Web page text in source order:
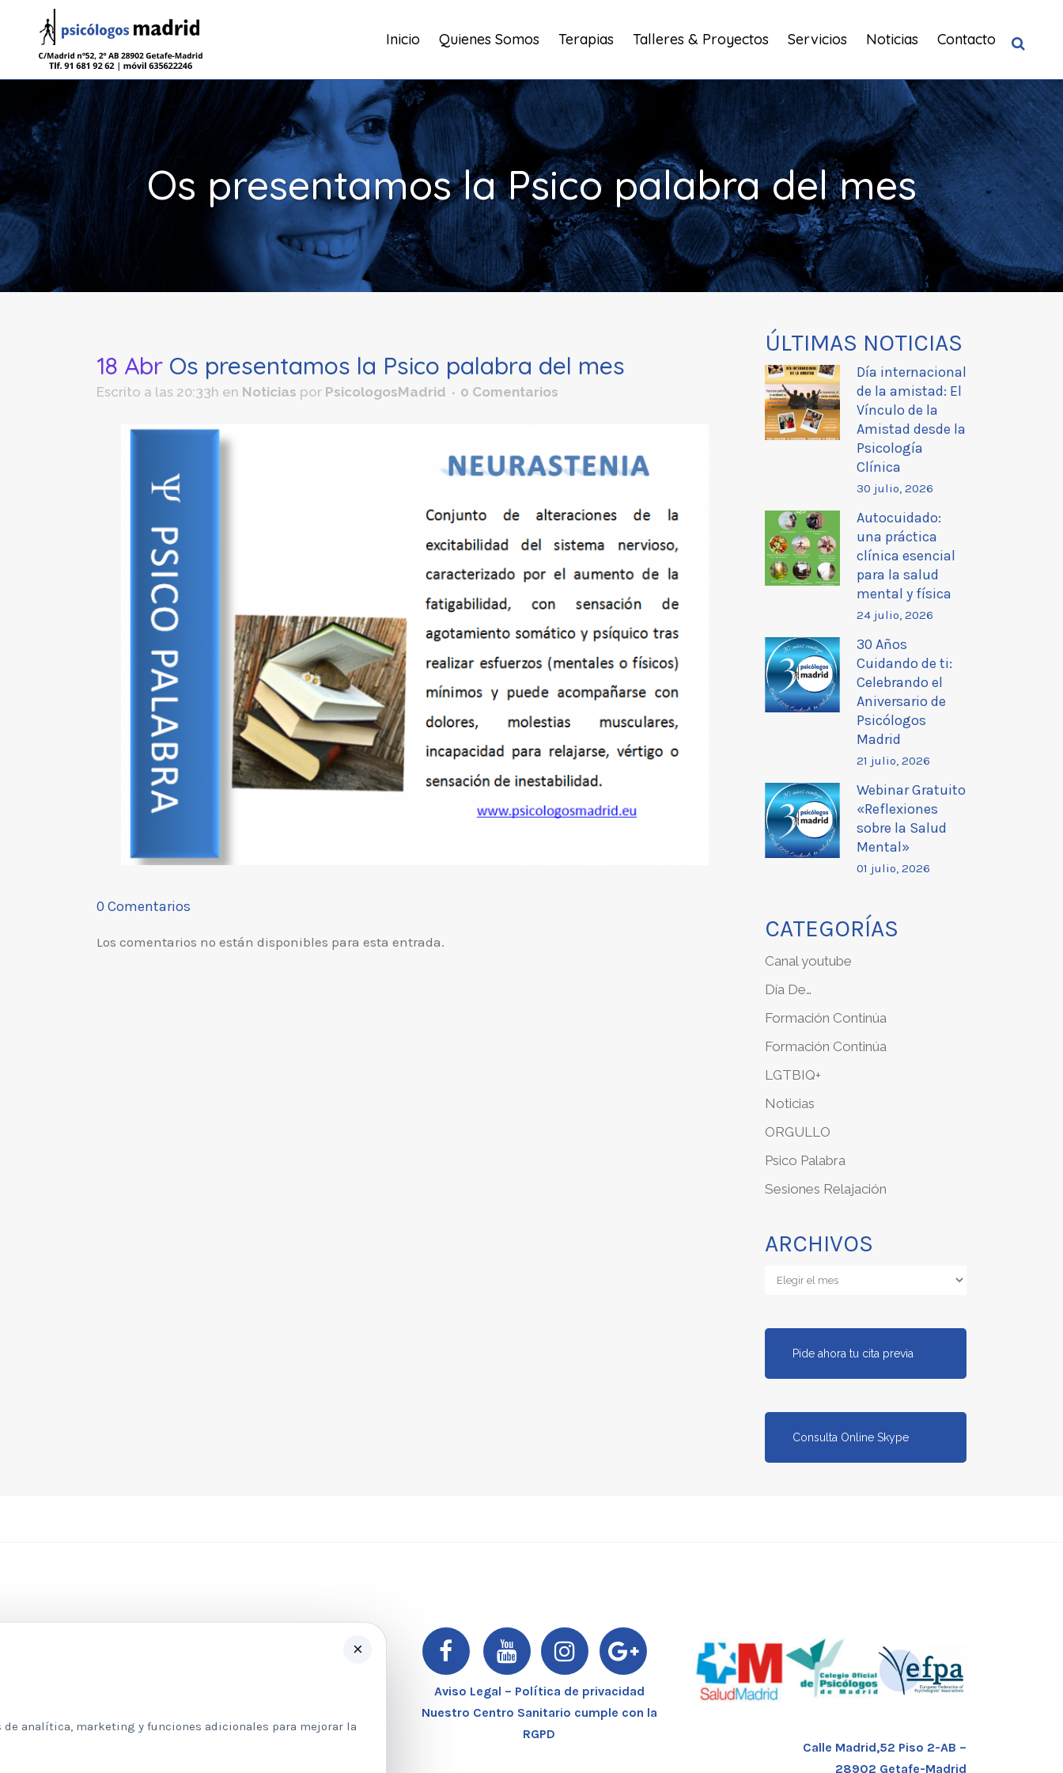
Inicio Quienes Somos Terapias Talleres & Proyectos Servicios Noticias Contacto
Os presentamos la Psico palabra del mes
18 Abr Os presentamos la Psico palabra del mes
Escrito a las 20:33h en Noticias por PsicologosMadrid 0 Comentarios
0 Comentarios
Los comentarios no están disponibles para esta entrada.
ÚLTIMAS NOTICIAS
Día internacional
de la amistad: El
Vínculo de la
Amistad desde la
Psicología
Clínica
30 julio, 2026
Autocuidado:
una práctica
clínica esencial
para la salud
mental y física
24 julio, 2026
30 Años
Cuidando de ti:
Celebrando el
Aniversario de
Psicólogos
Madrid
21 julio, 2026
Webinar Gratuito
«Reflexiones
sobre la Salud
Mental»
01 julio, 2026
CATEGORÍAS
Canal youtube
Día De…
Formación Continúa
Formación Continúa
LGTBIQ+
Noticias
ORGULLO
Psico Palabra
Sesiones Relajación
ARCHIVOS
Archivos
Pide ahora tu cita previa
Consulta Online Skype
Aviso Legal – Política de privacidad
Nuestro Centro Sanitario cumple con la
RGPD
Calle Madrid,52 Piso 2-AB –
28902 Getafe-Madrid
×
analítica, marketing y funciones adicionales para mejorar la